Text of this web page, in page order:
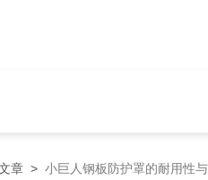
章 > 小巨人钢板防护罩的耐用性